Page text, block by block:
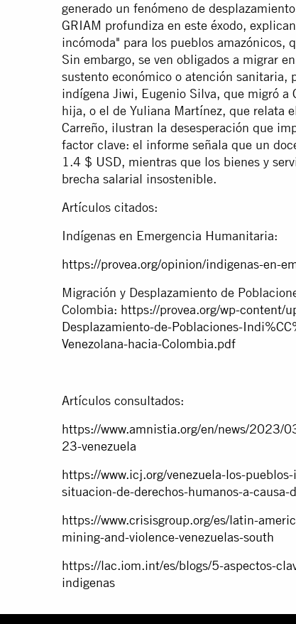
generado un fenómeno de
GRIAM profundiza en este éxodo,
incómoda" para los pueblos amazónicos,
Sin embargo, se ven obligados a migrar
sustento económico o atención sanitaria,
indígena Jiwi, Eugenio Silva, que migró
hija, o el de Yuliana Martínez, que relata
Carreño, ilustran la desesperación que
factor clave: el informe señala que un
1.4 $ USD, mientras que los bienes y
brecha salarial insostenible.
Artículos citados:
Indígenas en Emergencia Humanitaria:
https://provea.org/opinion/indigenas-en-
Migración y Desplazamiento de
Colombia: https://provea.org/wp-content/
Desplazamiento-de-Poblaciones-
Venezolana-hacia-Colombia.pdf
Artículos consultados:
https://www.amnistia.org/en/news/
23-venezuela
https://www.icj.org/venezuela-los-
situacion-de-derechos-humanos-a-
https://www.crisisgroup.org/es/latin-
mining-and-violence-venezuelas-south
https://lac.iom.int/es/blogs/5-aspectos-
indigenas